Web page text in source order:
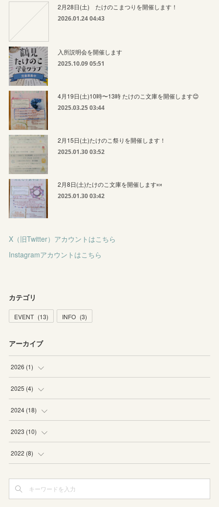
2月28日(土) たけのこまつりを開催します！
2026.01.24 04:43
入所説明会を開催します
2025.10.09 05:51
4月19日(土)10時〜13時 たけのこ文庫を開催します😊
2025.03.25 03:44
2月15日(土)たけのこ祭りを開催します！
2025.01.30 03:52
2月8日(土)たけのこ文庫を開催します🍬
2025.01.30 03:42
X（旧Twitter）アカウントはこちら
Instagramアカウントはこちら
カテゴリ
EVENT (13) INFO (3)
アーカイブ
2026 (1)
( )
2025 (4)
(1
(1
(
2024 (18)
(1
( )
(2
2023 (10)
( )
(
2022 (8)
(